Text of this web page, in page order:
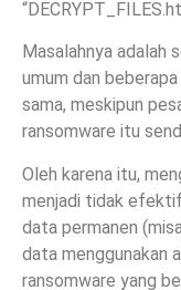
Masalahnya adalah
umum dan
sama, meskipun
ransomware itu
Oleh karena itu,
menjadi tidak efektif
data permanen
data menggunakan
ransomware yang